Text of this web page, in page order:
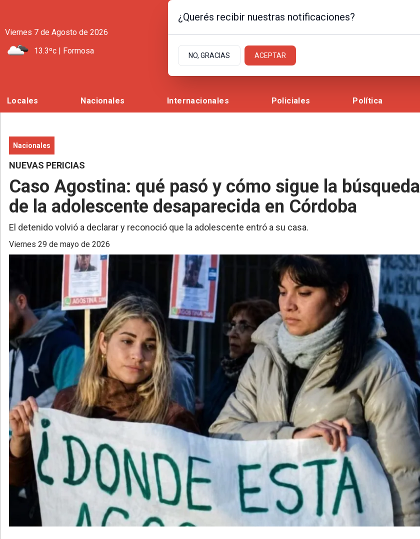
Viernes 7 de Agosto de 2026
13.3ºc | Formosa
Locales Nacionales Internacionales Policiales Política
Nacionales
NUEVAS PERICIAS
Caso Agostina: qué pasó y cómo sigue la búsqueda
de la adolescente desaparecida en Córdoba
El detenido volvió a declarar y reconoció que la adolescente entró a su casa.
viernes 29 de mayo de 2026
¿Querés recibir nuestras notificaciones?
NO, GRACIAS ACEPTAR